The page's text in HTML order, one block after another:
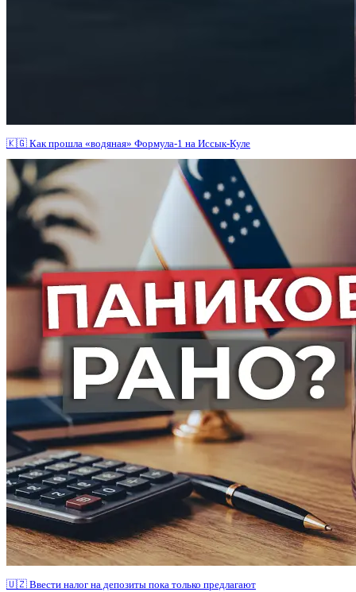
🇰🇬 Как прошла «водяная» Формула-1 на Иссык-Куле
🇺🇿 Ввести налог на депозиты пока только предлагают